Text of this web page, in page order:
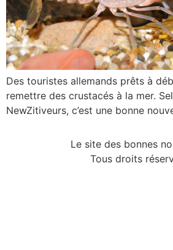
Des touristes allemands prêts à
remettre des crustacés à la mer.
NewZitiveurs, c’est une bonne
Le site des bonnes
Tous droits